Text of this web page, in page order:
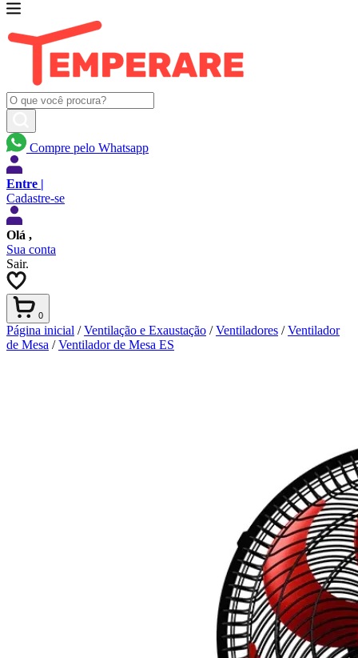
Compre pelo Whatsapp
Entre |
Cadastre-se
Olá ,
Sua conta
Sair.
0
Página inicial /Ventilação e Exaustação /Ventiladores /Ventilador
de Mesa /Ventilador de Mesa ES